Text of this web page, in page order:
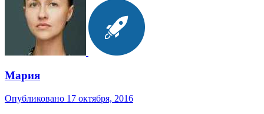
Мария
Опубликовано 17 октября, 2016